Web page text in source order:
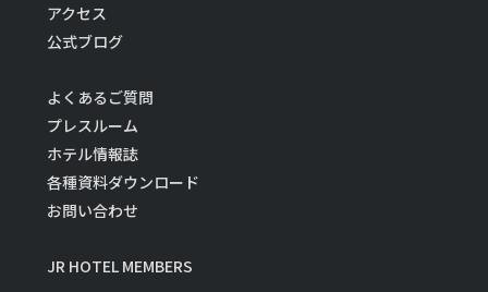
アクセス
公式ブログ
よくあるご質問
プレスルーム
ホテル情報誌
各種資料ダウンロード
お問い合わせ
JR HOTEL MEMBERS